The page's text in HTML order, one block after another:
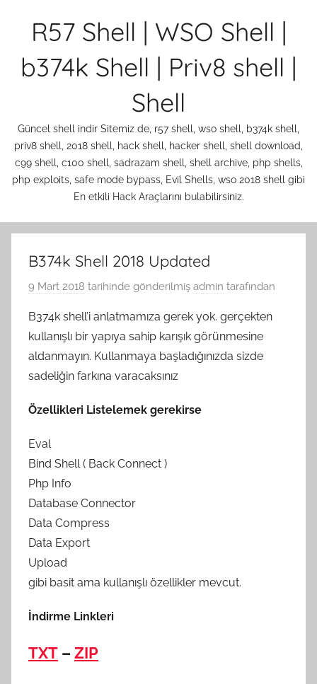
R57 Shell | WSO Shell |
b374k Shell | Priv8 shell |
Shell
Güncel shell indir Sitemiz de, r57 shell, wso shell, b374k shell,
priv8 shell, 2018 shell, hack shell, hacker shell, shell download,
c99 shell, c100 shell, sadrazam shell, shell archive, php shells,
php exploits, safe mode bypass, Evil Shells, wso 2018 shell gibi
En etkili Hack Araçlarını bulabilirsiniz.
B374k Shell 2018 Updated
9 Mart 2018 tarihinde gönderilmiş admin tarafından
B374k shell’i anlatmamıza gerek yok. gerçekten
kullanışlı bir yapıya sahip karışık görünmesine
aldanmayın. Kullanmaya başladığınızda sizde
sadeliğin farkına varacaksınız
Özellikleri Listelemek gerekirse
Eval
Bind Shell ( Back Connect )
Php Info
Database Connector
Data Compress
Data Export
Upload
gibi basit ama kullanışlı özellikler mevcut.
İndirme Linkleri
TXT – ZIP